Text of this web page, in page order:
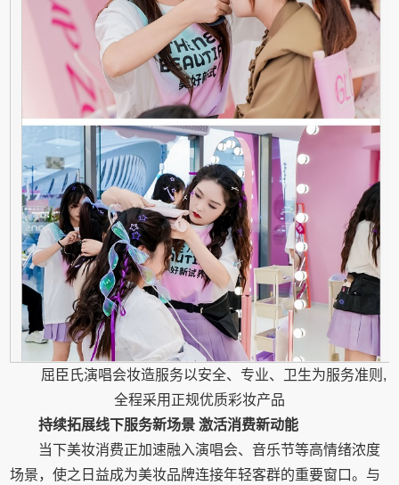
屈臣氏演唱会妆造服务以安全、专业、卫生为服务准则,
全程采用正规优质彩妆产品
持续拓展线下服务新场景 激活消费新动能
当下美妆消费正加速融入演唱会、音乐节等高情绪浓度
场景，使之日益成为美妆品牌连接年轻客群的重要窗口。与